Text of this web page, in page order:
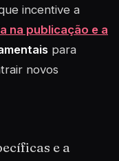
incentive a
na publicação e a
para
novos
e a